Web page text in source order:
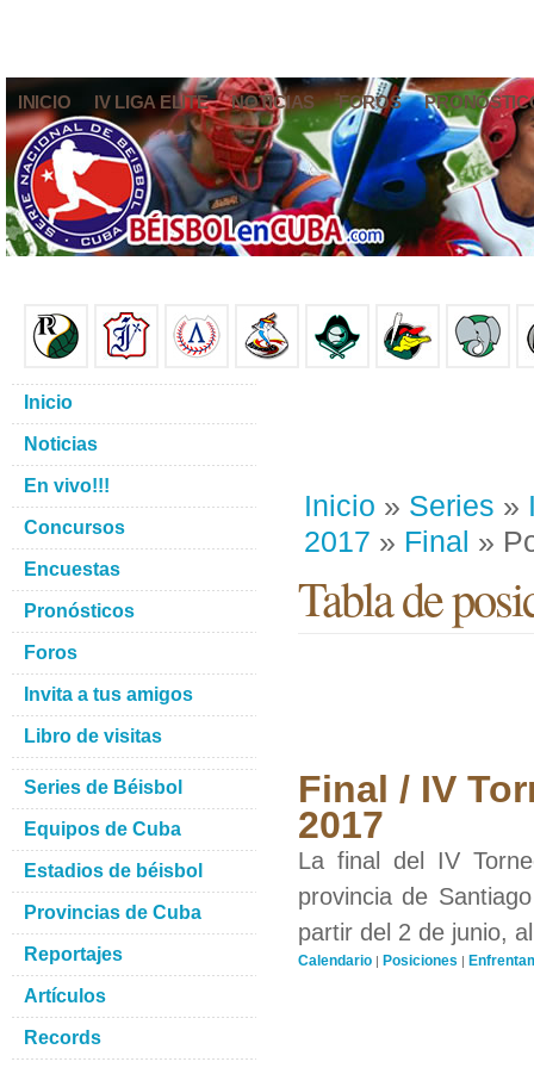
INICIO IV LIGA ELITE NOTICIAS FOROS
Inicio » Series »
2017 » Final »
Tabla de
Final / IV
2017
La final del IV
provincia de
partir del 2 de junio,
Calendario | Posiciones |
Inicio
Noticias
En vivo!!!
Concursos
Encuestas
Pronósticos
Foros
Invita a tus amigos
Libro de visitas
Series de Béisbol
Equipos de Cuba
Estadios de béisbol
Provincias de Cuba
Reportajes
Artículos
Records